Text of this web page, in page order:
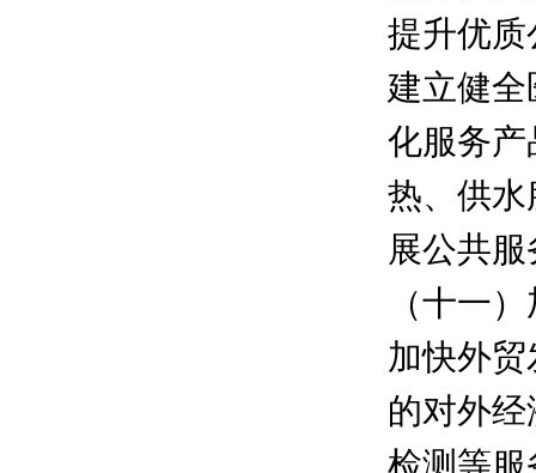
提升优
建立健
化服务
热、供
展公共
（十一
加快外
的对外
检测等